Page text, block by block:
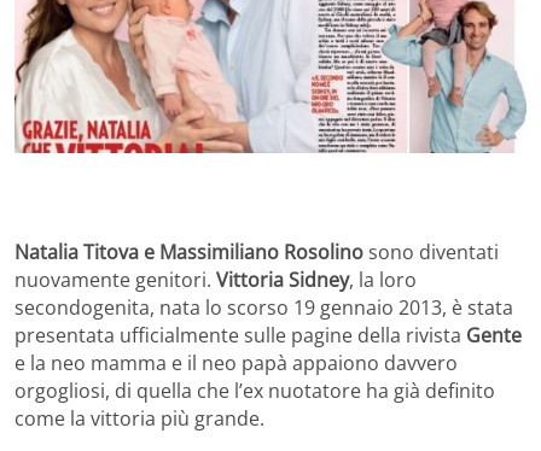
Natalia Titova e Massimiliano Rosolinosono diventati
nuovamente genitori. Vittoria Sidney, la loro
secondogenita, nata lo scorso 19 gennaio 2013, è stata
presentata ufficialmente sulle pagine della rivista Gente
e la neo mamma e il neo papà appaiono davvero
orgogliosi, di quella che l’ex nuotatore ha già definito
come la vittoria più grande.